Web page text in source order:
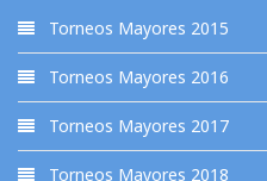
Torneos Mayores 2015
Torneos Mayores 2016
Torneos Mayores 2017
Torneos Mayores 2018